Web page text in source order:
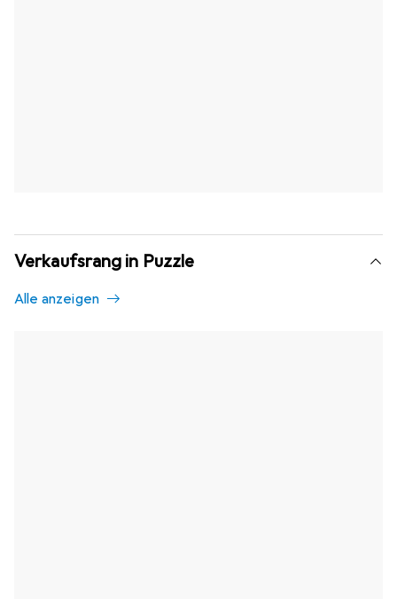
Verkaufsrang in Puzzle
Alle anzeigen